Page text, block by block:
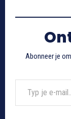
Abonneer je
Typ je e-mail...